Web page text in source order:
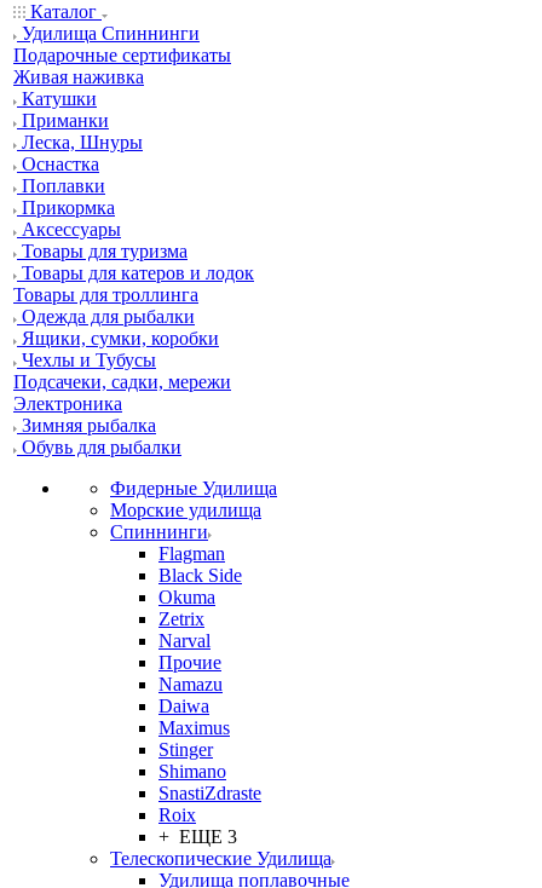
Каталог
Удилища Спиннинги
Подарочные сертификаты
Живая наживка
Катушки
Приманки
Леска, Шнуры
Оснастка
Поплавки
Прикормка
Аксессуары
Товары для туризма
Товары для катеров и лодок
Товары для троллинга
Одежда для рыбалки
Ящики, сумки, коробки
Чехлы и Тубусы
Подсачеки, садки, мережи
Электроника
Зимняя рыбалка
Обувь для рыбалки
Фидерные Удилища
Морские удилища
Спиннинги
Flagman
Black Side
Okuma
Zetrix
Narval
Прочие
Namazu
Daiwa
Maximus
Stinger
Shimano
SnastiZdraste
Roix
+ ЕЩЕ 3
Телескопические Удилища
Удилища поплавочные